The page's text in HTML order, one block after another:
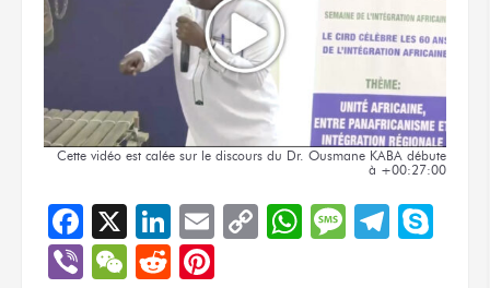
Cette vidéo est calée sur le discours du Dr. Ousmane KABA débute
à +00:27:00
Facebook
X LinkedIn
EmailCopyWhatsApp
Message
ViberWeChat
Reddit